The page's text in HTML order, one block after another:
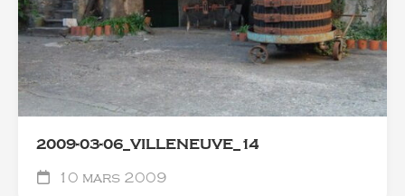
2009-03-06_VILLENEUVE_14
10 mars 2009